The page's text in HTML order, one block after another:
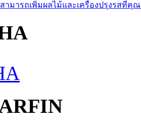
ามารถเพิ่มผลไม้และเครื่องปรุงรสที่คุณ